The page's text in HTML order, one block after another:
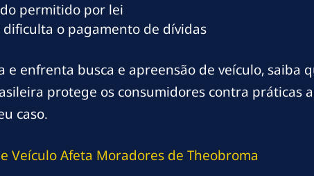
permitido por lei
dificulta o pagamento de dívidas
e enfrenta busca e apreensão de veículo, saiba
protege os consumidores contra práticas
caso.
Veículo Afeta Moradores de Theobroma